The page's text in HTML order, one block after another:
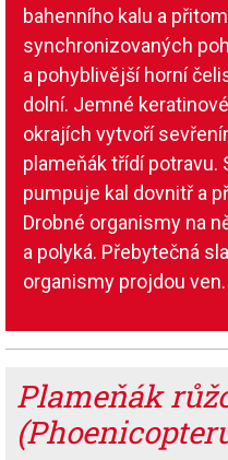
bahenního kalu a
synchronizovaných
a pohyblivější horní
dolní. Jemné
okrajích vytvoří
plameňák třídí potravu.
pumpuje kal dovnitř a
Drobné organismy na
a polyká. Přebytečná
organismy projdou ven.
Plameňák